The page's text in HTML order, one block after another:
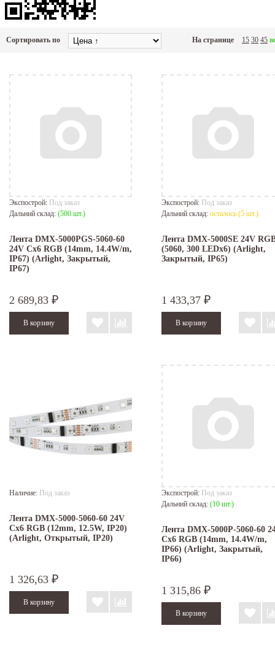
Сортировать по На странице 15 30 45
Экспострой: Под заказ
Дальний склад: (500 шт.)
Лента DMX-5000PGS-5060-60
24V Cx6 RGB (14mm, 14.4W/m,
IP67) (Arlight, Закрытый,
IP67)
2 689,83 ₽
Экспострой: Под заказ
Дальний склад: осталось (5 шт.)
Лента DMX-5000SE 24V
(5060, 300 LEDx6) (Arlight,
Закрытый, IP65)
1 433,37 ₽
Наличие: Под заказ
Лента DMX-5000-5060-60 24V
Cx6 RGB (12mm, 12.5W, IP20)
(Arlight, Открытый, IP20)
1 326,63 ₽
Экспострой: Под заказ
Дальний склад: (10 шт.)
Лента DMX-5000P-5060-60
Cx6 RGB (14mm, 14.4W/m,
IP66) (Arlight, Закрытый,
IP66)
1 315,86 ₽